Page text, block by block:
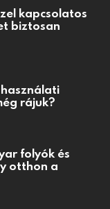
kapcsolatos
biztosan
rájuk?
folyók és
otthon a